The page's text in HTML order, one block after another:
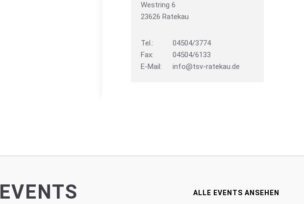
Westring 6
23626 Ratekau
Tel.:
04504/3774
Fax:
04504/6133
E-Mail:
info@tsv-ratekau.de
EVENTS ALLE EVENTS ANSEHEN